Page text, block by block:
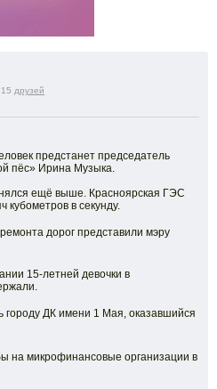
друзей
предстанет председатель
пёс» Ирина Музыка.
ещё выше. Красноярская ГЭС
кубометров в секунду.
дорог представили мэру
15-летней девочки в
городу ДК имени 1 Мая, оказавшийся
на микрофинансовые организации в